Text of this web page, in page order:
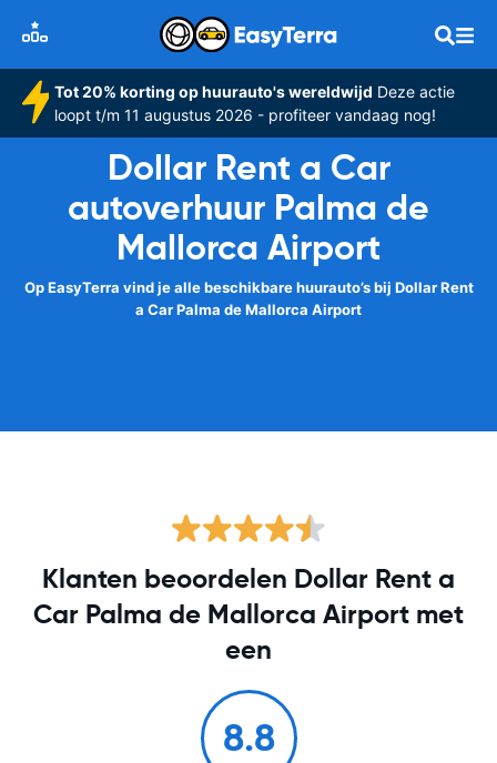
Tot 20% korting op huurauto's wereldwijd Deze actie
loopt t/m 11 augustus 2026 - profiteer vandaag nog!
Dollar Rent a Car
autoverhuur Palma de
Mallorca Airport
Op EasyTerra vind je alle beschikbare huurauto’s bij Dollar Rent
a Car Palma de Mallorca Airport
Klanten beoordelen Dollar Rent a
Car Palma de Mallorca Airport met
een
8.8